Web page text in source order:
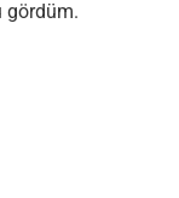
gördüm.